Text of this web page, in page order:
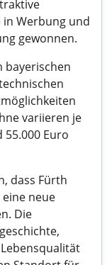
in Werbung und
gewonnen.
bayerischen
variieren je
55.000 Euro
dass Fürth
neue
Die